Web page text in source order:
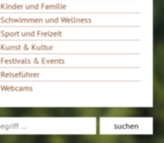
Kinder und Familie
Schwimmen und Wellness
Sport und Freizeit
Kunst & Kultur
Festivals & Events
Reiseführer
Webcams